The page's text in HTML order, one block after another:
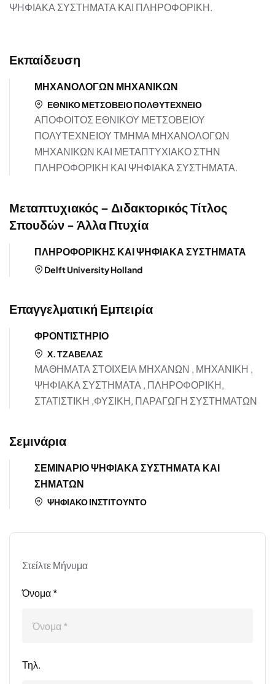
ΨΗΦΙΑΚΑ ΣΥΣΤΗΜΑΤΑ ΚΑΙ ΠΛΗΡΟΦΟΡΙΚΗ.
Εκπαίδευση
ΜΗΧΑΝΟΛΟΓΩΝ ΜΗΧΑΝΙΚΩΝ
ΕΘΝΙΚΟ ΜΕΤΣΟΒΕΙΟ ΠΟΛΘΥΤΕΧΝΕΙΟ
ΑΠΟΦΟΙΤΟΣ ΕΘΝΙΚΟΥ ΜΕΤΣΟΒΕΙΟΥ
ΠΟΛΥΤΕΧΝΕΙΟΥ ΤΜΗΜΑ ΜΗΧΑΝΟΛΟΓΩΝ
ΜΗΧΑΝΙΚΩΝ ΚΑΙ ΜΕΤΑΠΤΥΧΙΑΚΟ ΣΤΗΝ
ΠΛΗΡΟΦΟΡΙΚΗ ΚΑΙ ΨΗΦΙΑΚΑ ΣΥΣΤΗΜΑΤΑ.
Μεταπτυχιακός – Διδακτορικός Τίτλος
Σπουδών - Άλλα Πτυχία
ΠΛΗΡΟΦΟΡΙΚΗΣ ΚΑΙ ΨΗΦΙΑΚΑ ΣΥΣΤΗΜΑΤΑ
Delft University Holland
Επαγγελματική Εμπειρία
ΦΡΟΝΤΙΣΤΗΡΙΟ
Χ. ΤΖΑΒΕΛΑΣ
ΜΑΘΗΜΑΤΑ ΣΤΟΙΧΕΙΑ ΜΗΧΑΝΩΝ , ΜΗΧΑΝΙΚΗ ,
ΨΗΦΙΑΚΑ ΣΥΣΤΗΜΑΤΑ , ΠΛΗΡΟΦΟΡΙΚΗ,
ΣΤΑΤΙΣΤΙΚΗ ,ΦΥΣΙΚΗ, ΠΑΡΑΓΩΓΗ ΣΥΣΤΗΜΑΤΩΝ
Σεμινάρια
ΣΕΜΙΝΑΡΙΟ ΨΗΦΙΑΚΑ ΣΥΣΤΗΜΑΤΑ ΚΑΙ
ΣΗΜΑΤΩΝ
ΨΗΦΙΑΚΟ ΙΝΣΤΙΤΟΥΝΤΟ
Στείλτε Μήνυμα
Όνομα *
Τηλ.